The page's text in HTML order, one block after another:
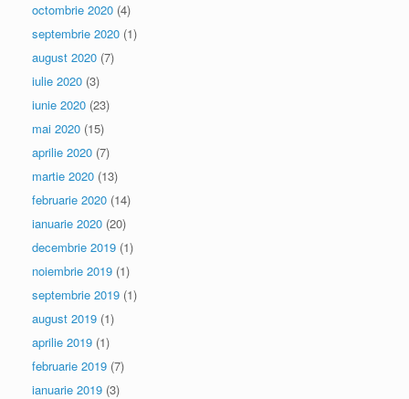
octombrie 2020 (4)
septembrie 2020 (1)
august 2020 (7)
iulie 2020 (3)
iunie 2020 (23)
mai 2020 (15)
aprilie 2020 (7)
martie 2020 (13)
februarie 2020 (14)
ianuarie 2020 (20)
decembrie 2019 (1)
noiembrie 2019 (1)
septembrie 2019 (1)
august 2019 (1)
aprilie 2019 (1)
februarie 2019 (7)
ianuarie 2019 (3)